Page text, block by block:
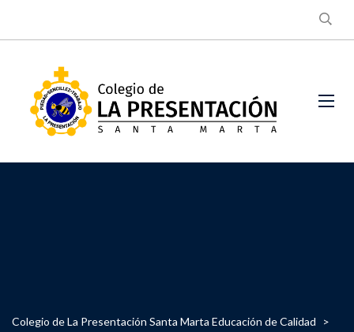
Colegio de La Presentación Santa Marta Educación de Calidad
>